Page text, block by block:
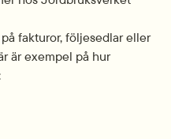
fakturor, följesedlar eller
är exempel på hur